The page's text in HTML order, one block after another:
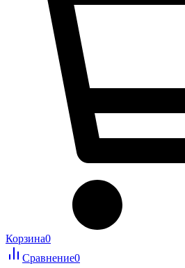
Корзина0
Сравнение0